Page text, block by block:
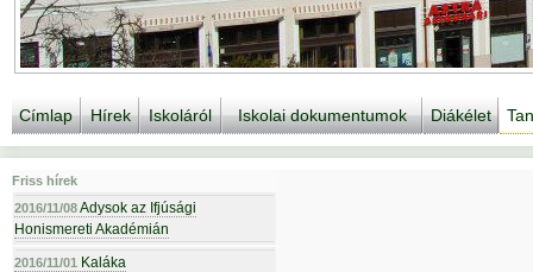
Címlap Hírek Iskoláról Iskolai dokumentumok Diákélet
Friss hírek
2016/11/08Adysok az Ifjúsági
Honismereti Akadémián
2016/11/01 Kaláka